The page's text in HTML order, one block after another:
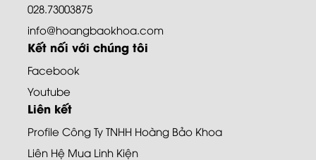
028.73003875
info@hoangbaokhoa.com
Kết nối với chúng tôi
Facebook
Youtube
Liên kết
Profile Công Ty TNHH Hoàng Bảo Khoa
Liên Hệ Mua Linh Kiện